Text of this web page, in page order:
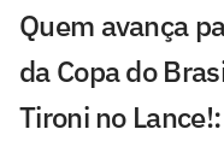
Quem avança
da Copa do
Tironi no